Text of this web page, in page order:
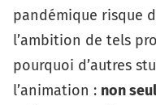
pandémique risque
l’ambition de tels
pourquoi d’autres
l’animation : non